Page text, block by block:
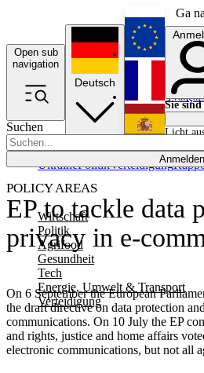
Ga
Open sub
navigation
Suchen
Anmelden
POLICY AREAS
Wirtschaft
Politik
Agrifood
Gesundheit
Tech
Energie, Umwelt & Transport
Verteidigung
UkrainePolitikVerteidigung
Deutsch
English
Français
Sie
Licht
EP to tackle data
privacy in e-
On 6 September the European
the draft directive on data protection
communications. On 10 July the EP
and rights, justice and home affairs
electronic communications, but not all